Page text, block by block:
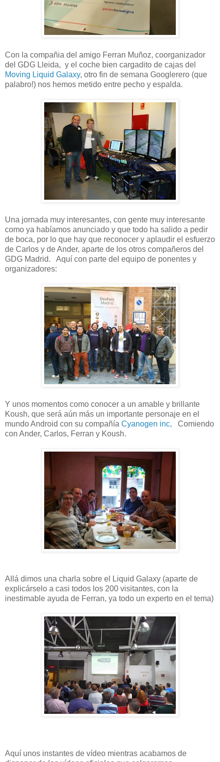
Con la compañia del amigo Ferran Muñoz, coorganizador
del GDG Lleida, y el coche bien cargadito de cajas del
Moving Liquid Galaxy, otro fin de semana Googlerero (que
palabro!) nos hemos metido entre pecho y espalda.
Una jornada muy interesantes, con gente muy interesante
como ya habíamos anunciado y que todo ha salido a pedir
de boca, por lo que hay que reconocer y aplaudir el esfuerzo
de Carlos y de Ander, aparte de los otros compañeros del
GDG Madrid. Aquí con parte del equipo de ponentes y
organizadores:
Y unos momentos como conocer a un amable y brillante
Koush, que será aún más un importante personaje en el
mundo Android con su compañía Cyanogen inc, Comiendo
con Ander, Carlos, Ferran y Koush.
Allá dimos una charla sobre el Liquid Galaxy (aparte de
explicárselo a casi todos los 200 visitantes, con la
inestimable ayuda de Ferran, ya todo un experto en el tema)
Aquí unos instantes de vídeo mientras acabamos de